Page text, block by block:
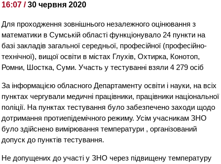
16:07 /30 червня 2020
Для проходження зовнішнього незалежного оцінювання з
математики в Сумській області функціонувало 24 пункти на
базі закладів загальної середньої, професійної (професійно-
технічної), вищої освіти в містах Глухів, Охтирка, Конотоп,
Ромни, Шостка, Суми. Участь у тестуванні взяли 4 279 осіб
За інформацією обласного Департаменту освіти і науки, на всіх
пунктах чергували медичні працівники, працівники національної
поліції. На пунктах тестування було забезпечено заходи щодо
дотримання протиепідемічного режиму. Усім учасникам ЗНО
було здійснено вимірювання температури , організований
допуск до пунктів тестування.
Не допущених до участі у ЗНО через підвищену температуру